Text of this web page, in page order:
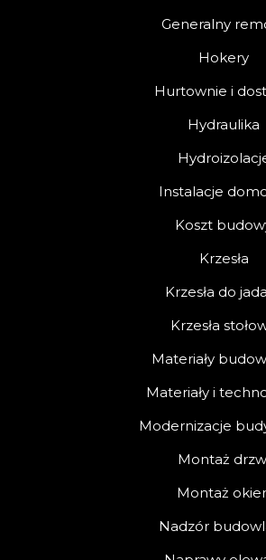
Generalny
Hokery
Hurtownie i
Hydraulika
Instalacje
Koszt
Krzesła
Krzesła do
Krzesła
Materiały
Materiały i
Modernizacje
Montaż
Montaż
Nadzór